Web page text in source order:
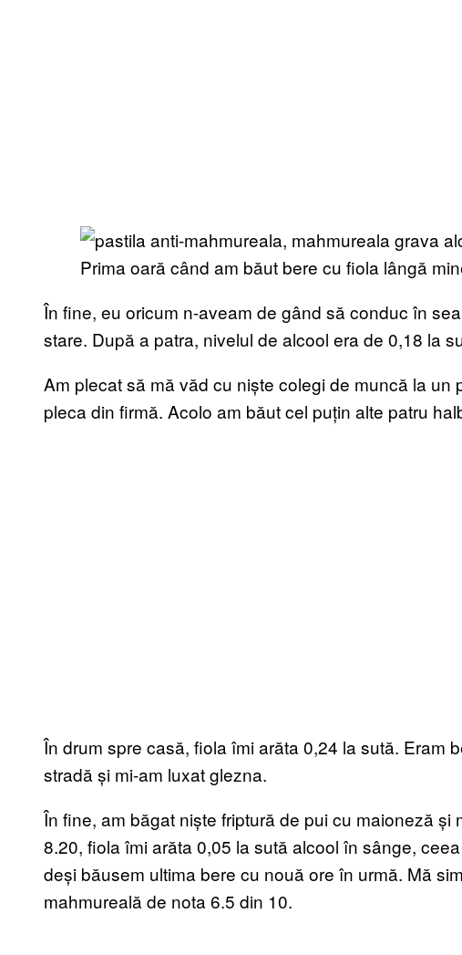
Prima oară când am băut bere cu fiola lângă
În fine, eu oricum n-aveam de gând să conduc în
stare. După a patra, nivelul de alcool era de 0,18 la
Am plecat să mă văd cu niște colegi de muncă la un
pleca din firmă. Acolo am băut cel puțin alte patru
În drum spre casă, fiola îmi arăta 0,24 la sută. Eram
stradă și mi-am luxat glezna.
În fine, am băgat niște friptură de pui cu maioneză și
8.20, fiola îmi arăta 0,05 la sută alcool în sânge,
deși băusem ultima bere cu nouă ore în urmă. Mă
mahmureală de nota 6.5 din 10.